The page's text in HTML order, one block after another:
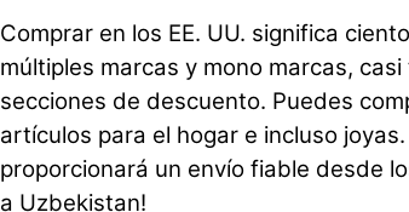
Comprar en los EE. UU. significa
múltiples marcas y mono marcas,
secciones de descuento. Puedes
artículos para el hogar e incluso
proporcionará un envío fiable desde
a Uzbekistan!